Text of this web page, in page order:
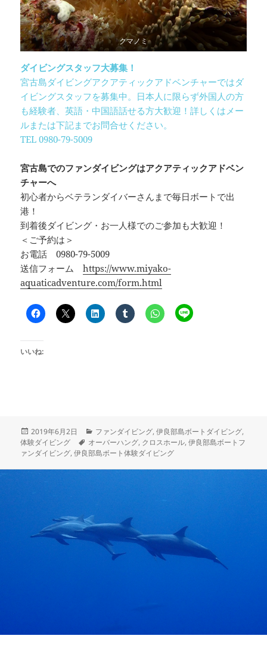
クマノミ
ダイビングスタッフ大募集！
宮古島ダイビングアクアティックアドベンチャーではダ
イビングスタッフを募集中。日本人に限らず外国人の方
も経験者、英語・中国語話せる方大歓迎！詳しくはメー
ルまたは下記までお問合せください。
TEL 0980-79-5009
宮古島でのファンダイビングはアクアティックアドベン
チャーへ
初心者からベテランダイバーさんまで毎日ボートで出
港！
到着後ダイビング・お一人様でのご参加も大歓迎！
＜ご予約は＞
お電話 0980-79-5009
送信フォームhttps://www.miyako-
aquaticadventure.com/form.html
いいね:
投
稿
日:
2019年6月2日
カ
テ
ゴ
ファンダイビング,伊良部島ボートダイビング,
体験ダイビング
タ
グ
オーバーハング, クロスホール,伊良部島ボートフ
ァンダイビング,伊良部島ボート体験ダイビング